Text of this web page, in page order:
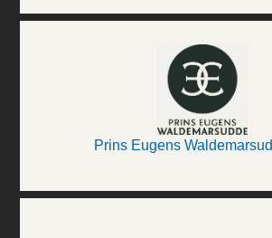
Prins Eugens